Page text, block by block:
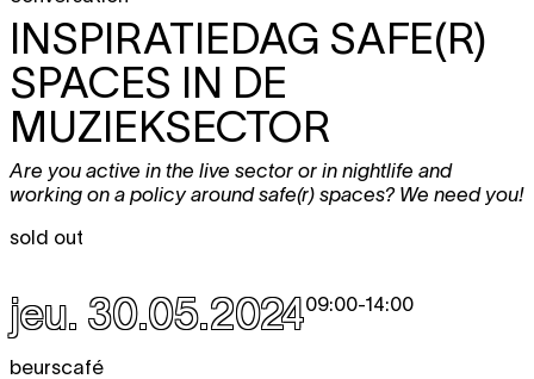
INSPIRATIEDAG SAFE(R)
SPACES IN DE
MUZIEKSECTOR
Are you active in the live sector or in nightlife and
working on a policy around safe(r) spaces? We need you!
sold out
jeu. 30.05.202409:00-14:00
beurscafé